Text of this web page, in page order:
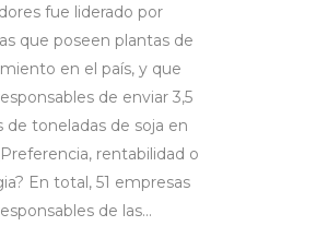
fue liderado por
que poseen plantas de
en el país, y que
de enviar 3,5
de toneladas de soja en
rentabilidad o
En total, 51 empresas
de las...